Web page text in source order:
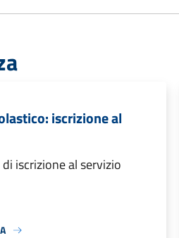
iscrizione al
iscrizione al servizio